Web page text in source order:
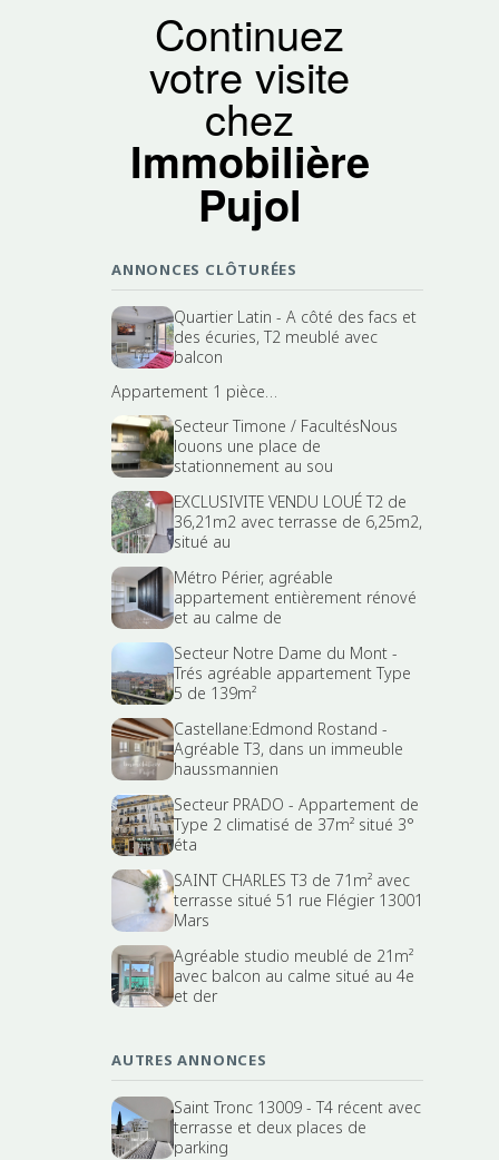
Continuez
votre visite
chez
Immobilière
Pujol
ANNONCES CLÔTURÉES
Quartier Latin - A côté des facs et
des écuries, T2 meublé avec
balcon
Appartement 1 pièce…
Secteur Timone / FacultésNous
louons une place de
stationnement au sou
EXCLUSIVITE VENDU LOUÉ T2 de
36,21m2 avec terrasse de 6,25m2,
situé au
Métro Périer, agréable
appartement entièrement rénové
et au calme de
Secteur Notre Dame du Mont -
Trés agréable appartement Type
5 de 139m²
Castellane:Edmond Rostand -
Agréable T3, dans un immeuble
haussmannien
Secteur PRADO - Appartement de
Type 2 climatisé de 37m² situé 3°
éta
SAINT CHARLES T3 de 71m² avec
terrasse situé 51 rue Flégier 13001
Mars
Agréable studio meublé de 21m²
avec balcon au calme situé au 4e
et der
AUTRES ANNONCES
Saint Tronc 13009 - T4 récent avec
terrasse et deux places de
parking